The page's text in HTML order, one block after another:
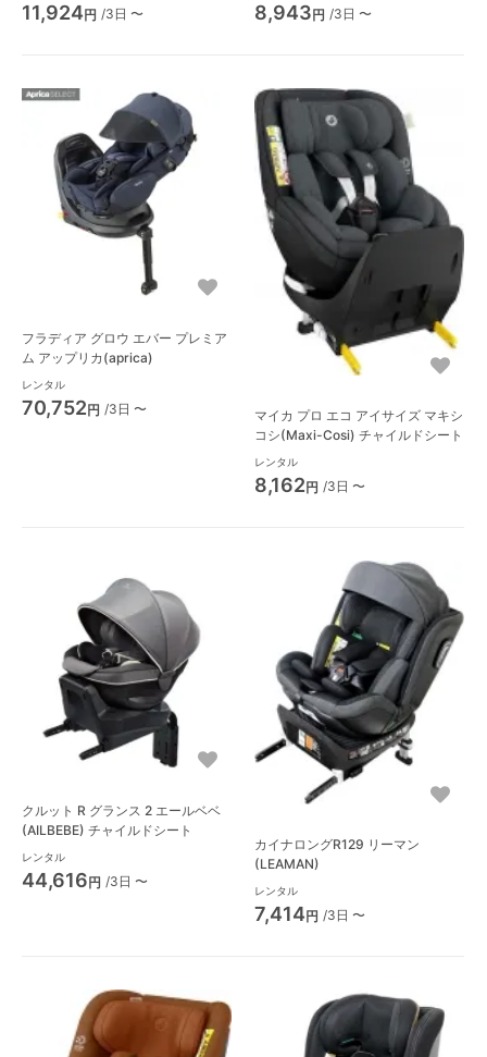
11,924円 /3日 〜 8,943円 /3日 〜
フラディア グロウ エバー プレミア
ム アップリカ(aprica)
レンタル
70,752円 /3日 〜
マイカ プロ エコ アイサイズ マキシ
コシ(Maxi-Cosi) チャイルドシート
レンタル
8,162円 /3日 〜
クルット R グランス 2 エールベベ
(AILBEBE) チャイルドシート
レンタル
44,616円 /3日 〜
カイナロングR129 リーマン
(LEAMAN)
レンタル
7,414円 /3日 〜